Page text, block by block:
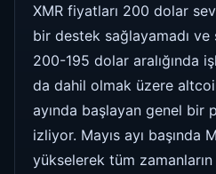
XMR fiyatları 200 dolar
bir destek sağlayamadı
200-195 dolar aralığında
da dahil olmak üzere
ayında başlayan genel bir
izliyor. Mayıs ayı başında
yükselerek tüm